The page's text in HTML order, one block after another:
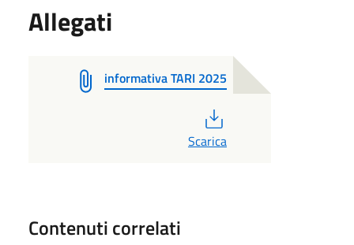
Allegati
informativa TARI 2025
Scarica
Contenuti correlati